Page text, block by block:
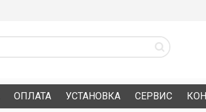
ОПЛАТА УСТАНОВКА СЕРВИС